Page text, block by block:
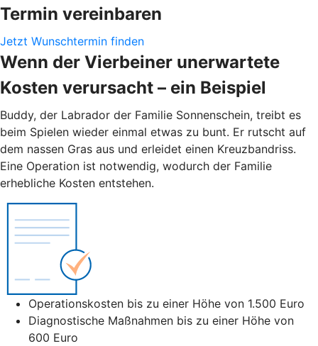
Termin vereinbaren
Jetzt Wunschtermin finden
Wenn der Vierbeiner unerwartete
Kosten verursacht – ein Beispiel
Buddy, der Labrador der Familie Sonnenschein, treibt es
beim Spielen wieder einmal etwas zu bunt. Er rutscht auf
dem nassen Gras aus und erleidet einen Kreuzbandriss.
Eine Operation ist notwendig, wodurch der Familie
erhebliche Kosten entstehen.
Operationskosten bis zu einer Höhe von 1.500 Euro
Diagnostische Maßnahmen bis zu einer Höhe von
600 Euro